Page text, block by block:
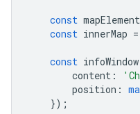
const mapElement
const innerMap =
const infoWindow
content :
position :
});